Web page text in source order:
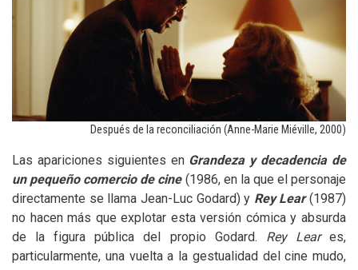
Después de la reconciliación (Anne-Marie Miéville, 2000)
Las apariciones siguientes en Grandeza y decadencia de
un pequeño comercio de cine(1986, en la que el personaje
directamente se llama Jean-Luc Godard) y Rey Lear(1987)
no hacen más que explotar esta versión cómica y absurda
de la figura pública del propio Godard. Rey Leares,
particularmente, una vuelta a la gestualidad del cine mudo,